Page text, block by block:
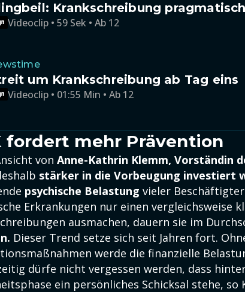
Krankschreibung
Videoclip • 59 Sek • Ab 12
um Krankschreibung ab Tag eins
Videoclip • 01:55 Min • Ab 12
fordert mehr Prävention
von Anne-Kathrin Klemm, Vorständin
stärker in die Vorbeugung investiert
psychische Belastung vieler
Erkrankungen nur einen vergleichsweise
ausmachen, dauern sie im
Dieser Trend setze sich seit Jahren fort.
werde die finanzielle
dürfe nicht vergessen werden, dass
ein persönliches Schicksal stehe, so